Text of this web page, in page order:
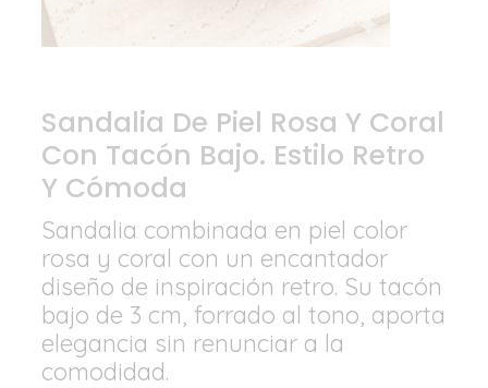
Sandalia De Piel Rosa Y Coral
Con Tacón Bajo. Estilo Retro
Y Cómoda
Sandalia combinada en piel color
rosa y coral con un encantador
diseño de inspiración retro. Su tacón
bajo de 3 cm, forrado al tono, aporta
elegancia sin renunciar a la
comodidad.